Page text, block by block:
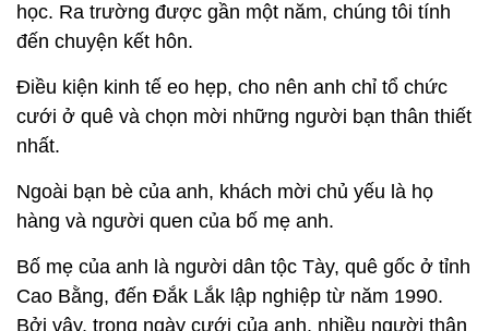
học. Ra trường được gần một năm, chúng tôi tính
đến chuyện kết hôn.
Điều kiện kinh tế eo hẹp, cho nên anh chỉ tổ chức
cưới ở quê và chọn mời những người bạn thân thiết
nhất.
Ngoài bạn bè của anh, khách mời chủ yếu là họ
hàng và người quen của bố mẹ anh.
Bố mẹ của anh là người dân tộc Tày, quê gốc ở tỉnh
Cao Bằng, đến Đắk Lắk lập nghiệp từ năm 1990.
Bởi vậy, trong ngày cưới của anh, nhiều người thân